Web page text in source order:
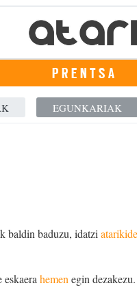
PRENTSA
EGUNKARIAK
baldin baduzu, idatzi
hemen egin dezakezu.